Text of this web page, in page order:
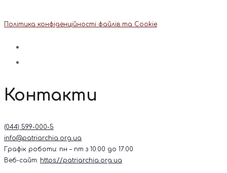
Політика конфіденційності файлів та Cookie
Контакти
(044) 599-000-5
info@patriarchia.org.ua
Графік роботи: пн – пт з 10:00 до 17:00
Веб-сайт: https://patriarchia.org.ua